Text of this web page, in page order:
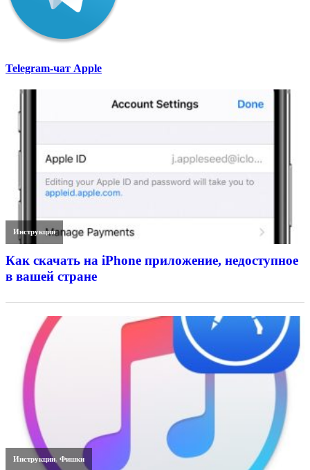
Telegram-чат Apple
Инструкции
Как скачать на iPhone приложение, недоступное
в вашей стране
Инструкции,Фишки